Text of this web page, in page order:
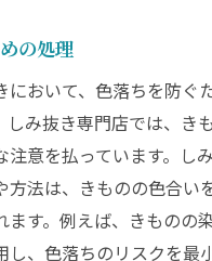
の処理
において、色落ちを防ぐ
しみ抜き専門店では、き
注意を払っています。し
方法は、きものの色合い
ます。例えば、きものの
し、色落ちのリスクを最